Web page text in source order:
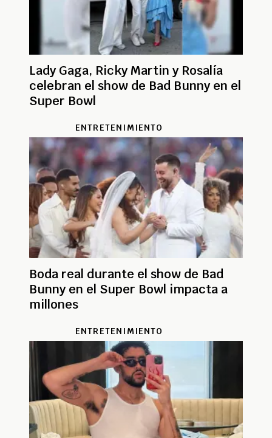
Lady Gaga, Ricky Martin y Rosalía
celebran el show de Bad Bunny en el
Super Bowl
ENTRETENIMIENTO
Boda real durante el show de Bad
Bunny en el Super Bowl impacta a
millones
ENTRETENIMIENTO